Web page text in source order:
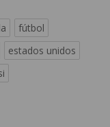
fútbol
estados unidos